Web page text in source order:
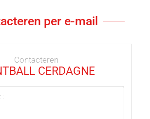
per e-mail
Contacteren
CERDAGNE